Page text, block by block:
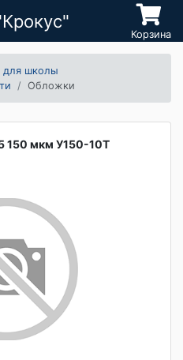
Корзина
для школы
Обложки
150 мкм У150-10Т